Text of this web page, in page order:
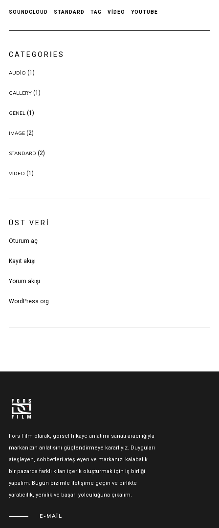
SOUNDCLOUD STANDARD TAG VIDEO YOUTUBE
CATEGORIES
AUDIO (1)
GALLERY(1)
GENEL (1)
IMAGE(2)
STANDARD (2)
VIDEO (1)
ÜST VERI
Oturum aç
Kayıt akışı
Yorum akışı
WordPress.org
Fors Film olarak, görsel hikaye anlatımı sanatı aracılığıyla
markanızın anlatısını güçlendirmeye kararlıyız. Duyguları
ateşleyen, sohbetleri ateşleyen ve markanızı kalabalık
bir pazarda farklı kılan içerik oluşturmak için iş birliği
yapalım. Bugün bizimle iletişime geçin ve birlikte
yaratıcılık, yenilik ve başarı yolculuğuna çıkalım.
E-MAIL